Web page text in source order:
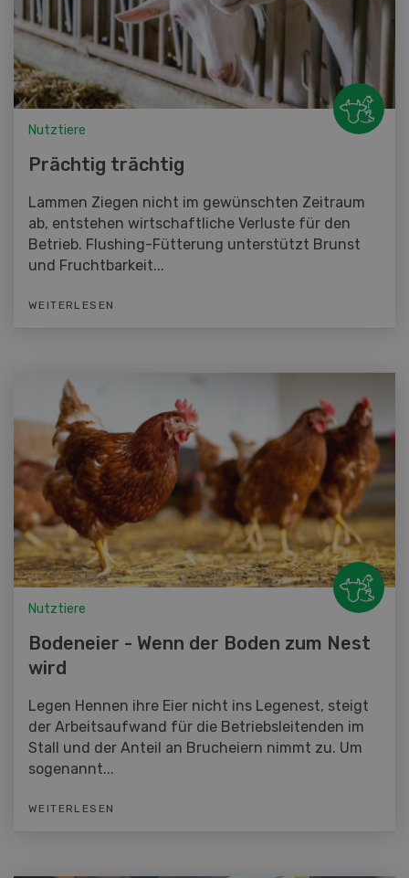
Nutztiere
Prächtig trächtig
Lammen Ziegen nicht im gewünschten Zeitraum
ab, entstehen wirtschaftliche Verluste für den
Betrieb. Flushing-Fütterung unterstützt Brunst
und Fruchtbarkeit...
WEITERLESEN
Nutztiere
Bodeneier - Wenn der Boden zum Nest
wird
Legen Hennen ihre Eier nicht ins Legenest, steigt
der Arbeitsaufwand für die Betriebsleitenden im
Stall und der Anteil an Brucheiern nimmt zu. Um
sogenannt...
WEITERLESEN